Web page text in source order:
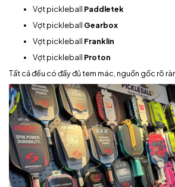
Vợt pickleball Paddletek
Vợt pickleball Gearbox
Vợt pickleball Franklin
Vợt pickleball Proton
Tất cả đều có đầy đủ tem mác, nguồn gốc rõ